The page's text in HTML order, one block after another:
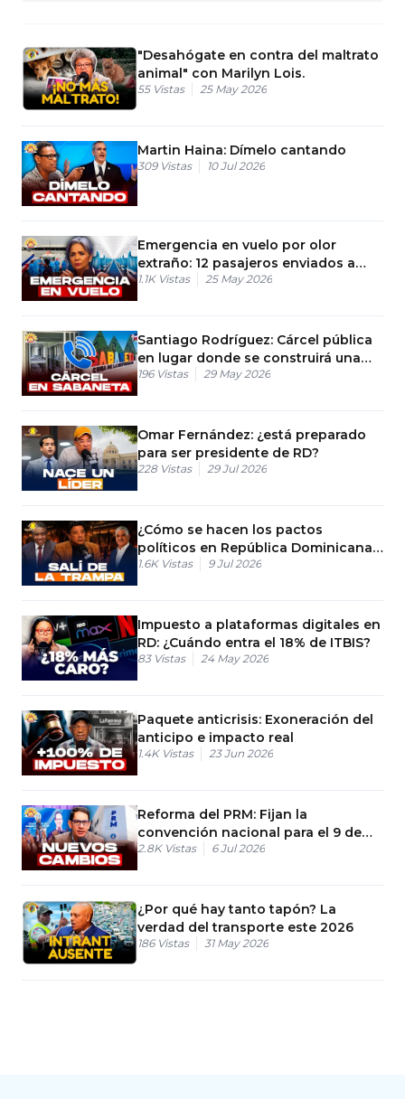
"Desahógate en contra del maltrato
animal" con Marilyn Lois.
55 Vistas 25 May 2026
Martin Haina: Dímelo cantando
309 Vistas 10 Jul 2026
Emergencia en vuelo por olor
extraño: 12 pasajeros enviados a
centros médicos
1.1K Vistas 25 May 2026
Santiago Rodríguez: Cárcel pública
en lugar donde se construirá una
zona franca
196 Vistas 29 May 2026
Omar Fernández: ¿está preparado
para ser presidente de RD?
228 Vistas 29 Jul 2026
¿Cómo se hacen los pactos
políticos en República Dominicana?
Elecciones RD
1.6K Vistas 9 Jul 2026
Impuesto a plataformas digitales en
RD: ¿Cuándo entra el 18% de ITBIS?
83 Vistas 24 May 2026
Paquete anticrisis: Exoneración del
anticipo e impacto real
1.4K Vistas 23 Jun 2026
Reforma del PRM: Fijan la
convención nacional para el 9 de
agosto
2.8K Vistas 6 Jul 2026
¿Por qué hay tanto tapón? La
verdad del transporte este 2026
186 Vistas 31 May 2026